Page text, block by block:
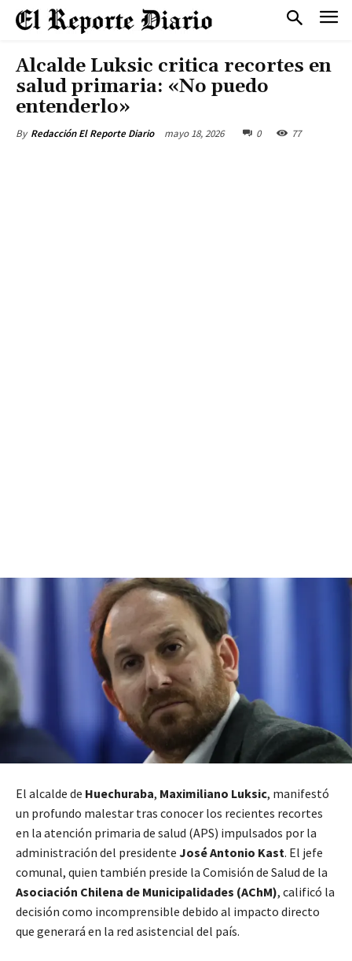
Alcalde Luksic critica recortes en
salud primaria: «No puedo
entenderlo»
By Redacción El Reporte Diario mayo 18, 2026 0 77
El alcalde de Huechuraba, Maximiliano Luksic, manifestó
un profundo malestar tras conocer los recientes recortes
en la atención primaria de salud (APS) impulsados por la
administración del presidente José Antonio Kast. El jefe
comunal, quien también preside la Comisión de Salud de la
Asociación Chilena de Municipalidades (AChM), calificó la
decisión como incomprensible debido al impacto directo
que generará en la red asistencial del país.